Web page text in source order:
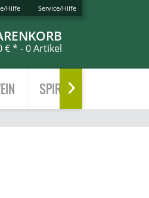
Hilfe Service/Hilfe
€ * - 0 Artikel
SPIRITUOSEN
